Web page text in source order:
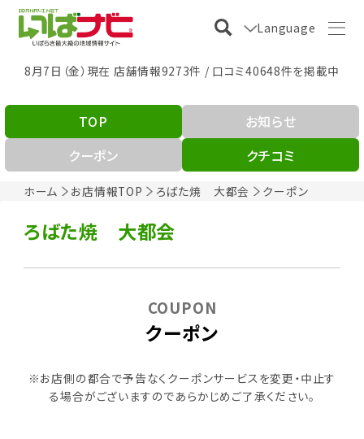
Language
8月7日（金）現在 店舗情報9273件 / 口コミ40648件を掲載中
ホーム お店情報TOP ろばた焼 大都会 クーポン
TOP
お知らせ
クーポン
クチコミ
ろばた焼 大都会
クーポン
COUPON
※お店側の都合で予告なくクーポンサービスを変更・中止す
る場合がございますのであらかじめご了承ください。